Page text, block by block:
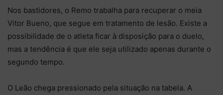
Nos bastidores, o Remo trabalha para recuperar o meia
Vitor Bueno, que segue em tratamento de lesão. Existe a
possibilidade de o atleta ficar à disposição para o duelo,
mas a tendência é que ele seja utilizado apenas durante o
segundo tempo.
O Leão chega pressionado pela situação na tabela. A